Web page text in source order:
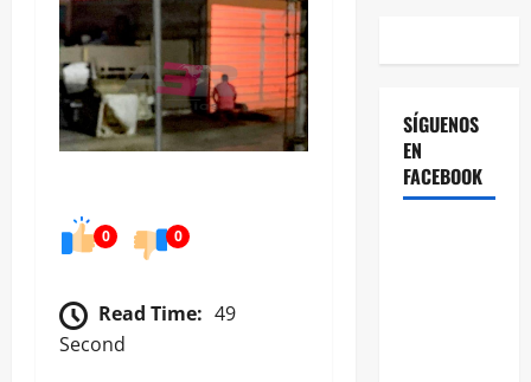
0 0
Read Time: 49
Second
SÍGUENOS
EN
FACEBOOK